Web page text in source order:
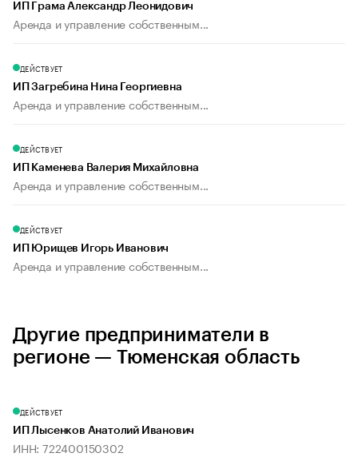
ИП Грама Александр Леонидович
Аренда и управление собственным...
ДЕЙСТВУЕТ
ИП Загребина Нина Георгиевна
Аренда и управление собственным...
ДЕЙСТВУЕТ
ИП Каменева Валерия Михайловна
Аренда и управление собственным...
ДЕЙСТВУЕТ
ИП Юрищев Игорь Иванович
Аренда и управление собственным...
Другие предприниматели в
регионе — Тюменская область
ДЕЙСТВУЕТ
ИП Лысенков Анатолий Иванович
ИНН: 722400150302